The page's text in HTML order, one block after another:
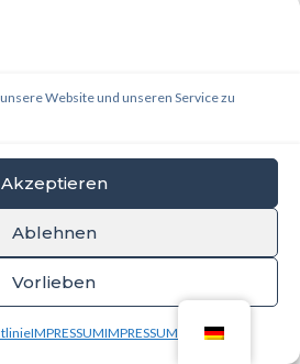
Website und unseren Service zu
Akzeptieren
Ablehnen
Vorlieben
IMPRESSUMIMPRESSUM
Impressum | Datenschutz | Cookie
Richtlinien